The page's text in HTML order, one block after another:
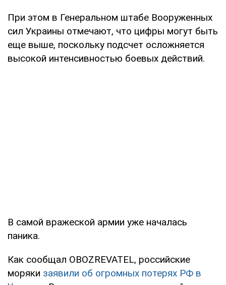
При этом в Генеральном штабе Вооруженных
сил Украины отмечают, что цифры могут быть
еще выше, поскольку подсчет осложняется
высокой интенсивностью боевых действий.
В самой вражеской армии уже началась
паника.
Как сообщал OBOZREVATEL, российские
моряки заявили об огромных потерях РФ в